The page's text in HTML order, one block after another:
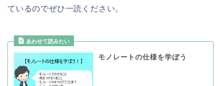
ているのでぜひ一読ください。
モノレートの仕様を学ぼう